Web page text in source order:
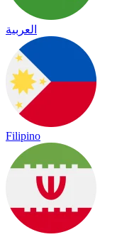
العربية
Filipino